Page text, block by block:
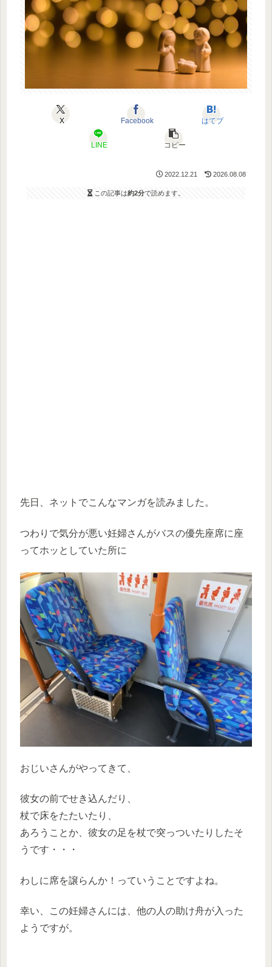
X Facebook はてブ
LINE コピー
2022.12.21 2026.08.08
この記事は約2分で読めます。
先日、ネットでこんなマンガを読みました。
つわりで気分が悪い妊婦さんがバスの優先座席に座
ってホッとしていた所に
おじいさんがやってきて、
彼女の前でせき込んだり、
杖で床をたたいたり、
あろうことか、彼女の足を杖で突っついたりしたそ
うです・・・
わしに席を譲らんか！っていうことですよね。
幸い、この妊婦さんには、他の人の助け舟が入った
ようですが。